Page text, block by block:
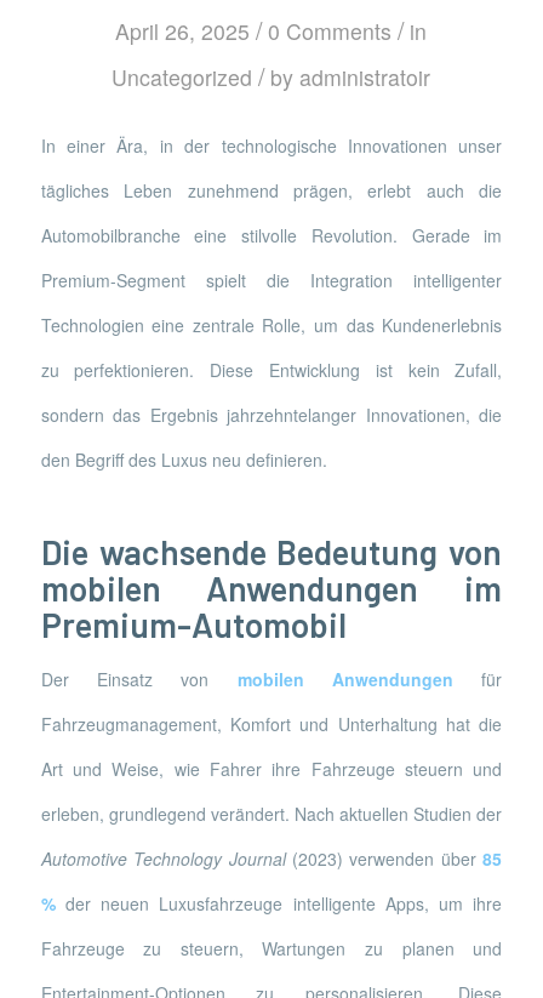
April 26, 2025 / 0 Comments / in
Uncategorized / by administratoir
In einer Ära, in der technologische Innovationen unser
tägliches Leben zunehmend prägen, erlebt auch die
Automobilbranche eine stilvolle Revolution. Gerade im
Premium-Segment spielt die Integration intelligenter
Technologien eine zentrale Rolle, um das Kundenerlebnis
zu perfektionieren. Diese Entwicklung ist kein Zufall,
sondern das Ergebnis jahrzehntelanger Innovationen, die
den Begriff des Luxus neu definieren.
Die wachsende Bedeutung von
mobilen Anwendungen im
Premium-Automobil
Der Einsatz von mobilen Anwendungen für
Fahrzeugmanagement, Komfort und Unterhaltung hat die
Art und Weise, wie Fahrer ihre Fahrzeuge steuern und
erleben, grundlegend verändert. Nach aktuellen Studien der
Automotive Technology Journal(2023) verwenden über85
%der neuen Luxusfahrzeuge intelligente Apps, um ihre
Fahrzeuge zu steuern, Wartungen zu planen und
Entertainment-Optionen zu personalisieren. Diese